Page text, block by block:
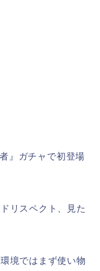
』ガチャで初登場
リスペクト、見た
境ではまず使い物